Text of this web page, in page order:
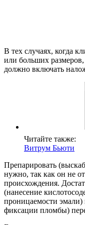
В тех случаях, когда
или больших размеров,
должно включать
Читайте также:
Витрум Бьюти
Препарировать
нужно, так как он не
происхождения.
(нанесение
проницаемости эмали)
фиксации пломбы)